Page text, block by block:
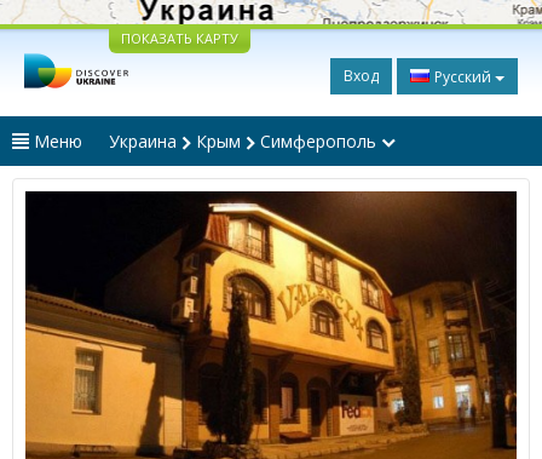
ПОКАЗАТЬ КАРТУ
Вход Русский
Меню Украина Крым Симферополь